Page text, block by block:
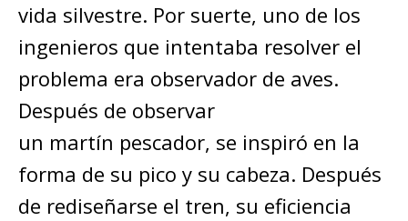
vida silvestre. Por suerte, uno de los
ingenieros que intentaba resolver el
problema era observador de aves.
Después de observar
un martín pescador, se inspiró en la
forma de su pico y su cabeza. Después
de rediseñarse el tren, su eficiencia